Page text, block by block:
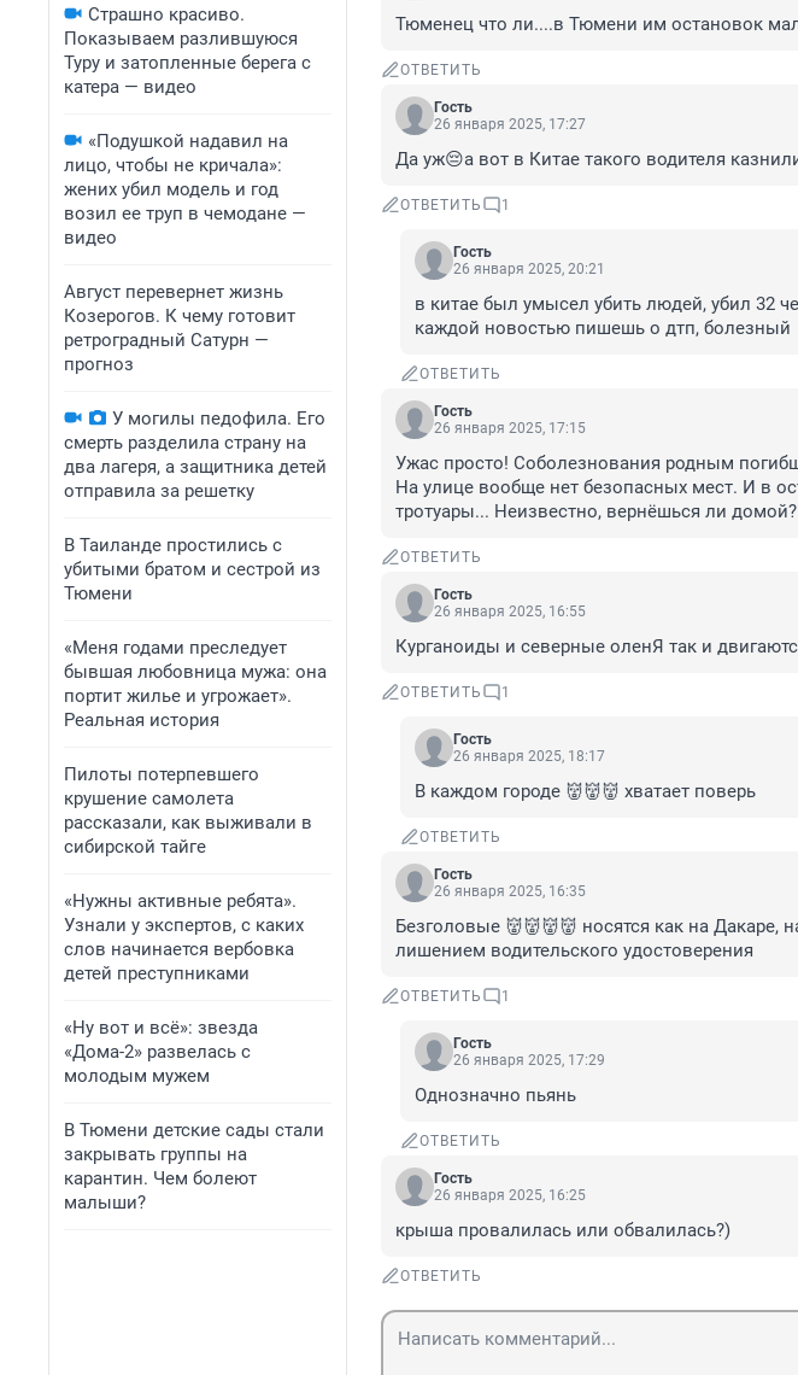
Страшно красиво.
Показываем разлившуюся
Туру и затопленные берега с
катера — видео
«Подушкой надавил на
лицо, чтобы не кричала»:
жених убил модель и год
возил ее труп в чемодане —
видео
Август перевернет жизнь
Козерогов. К чему готовит
ретроградный Сатурн —
прогноз
У могилы педофила. Его
смерть разделила страну на
два лагеря, а защитника детей
отправила за решетку
В Таиланде простились с
убитыми братом и сестрой из
Тюмени
«Меня годами преследует
бывшая любовница мужа: она
портит жилье и угрожает».
Реальная история
Пилоты потерпевшего
крушение самолета
рассказали, как выживали в
сибирской тайге
«Нужны активные ребята».
Узнали у экспертов, с каких
слов начинается вербовка
детей преступниками
«Ну вот и всё»: звезда
«Дома-2» развелась с
молодым мужем
В Тюмени детские сады стали
закрывать группы на
карантин. Чем болеют
малыши?
Тюменец что ли....в Тюмени им остановок
ОТВЕТИТЬ
Гость
26 января 2025, 17:27
Да уж😔а вот в Китае такого водителя
ОТВЕТИТЬ 1
Гость
26 января 2025, 20:21
в китае был умысел убить людей, убил 32
каждой новостью пишешь о дтп, болезный
ОТВЕТИТЬ
Гость
26 января 2025, 17:15
Ужас просто! Соболезнования родным
На улице вообще нет безопасных мест. И в
тротуары... Неизвестно, вернёшься ли
ОТВЕТИТЬ
Гость
26 января 2025, 16:55
Курганоиды и северные оленЯ так и
ОТВЕТИТЬ 1
Гость
26 января 2025, 18:17
В каждом городе 👹👹👹 хватает поверь
ОТВЕТИТЬ
Гость
26 января 2025, 16:35
Безголовые 👹👹👹👹 носятся как на Дакаре,
лишением водительского удостоверения
ОТВЕТИТЬ 1
Гость
26 января 2025, 17:29
Однозначно пьянь
ОТВЕТИТЬ
Гость
26 января 2025, 16:25
крыша провалилась или обвалилась?)
ОТВЕТИТЬ